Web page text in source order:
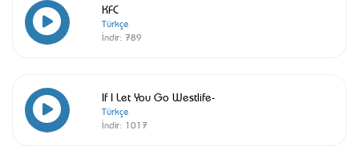
KFC
Türkçe
İndir: 789
If I Let You Go Westlife-
Türkçe
İndir: 1017